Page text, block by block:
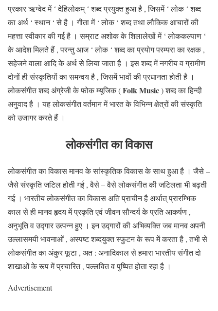
प्रकार ऋग्वेद में ‘ देहिलोकम् ‘ शब्द प्रयुक्त हुआ है , जिसमें ‘ लोक ‘ शब्द
का अर्थ ‘ स्थान ‘ से है । गीता में ‘ लोक ‘ शब्द तथा लौकिक आचारों की
महत्ता स्वीकार की गई है । सम्राट अशोक के शिलालेखों में ‘ लोककल्याण ‘
के आदेश मिलते हैं , परन्तु आज ‘ लोक ‘ शब्द का प्रयोग परम्परा का रक्षक ,
सहेजने वाला आदि के अर्थ से लिया जाता है । इस शब्द में नगरीय व ग्रामीण
दोनों ही संस्कृतियों का समन्वय है , जिसमें भावों की प्रधानता होती है ।
लोकसंगीत शब्द अंग्रेजी के फोक म्यूजिक (Folk Music) शब्द का हिन्दी
अनुवाद है । यह लोकसंगीत वर्तमान में भारत के विभिन्न क्षेत्रों की संस्कृति
को उजागर करते हैं ।
लोकसंगीत का विकास
लोकसंगीत का विकास मानव के सांस्कृतिक विकास के साथ हुआ है । जैसे –
जैसे संस्कृति जटिल होती गई , वैसे – वैसे लोकसंगीत की जटिलता भी बढ़ती
गई । भारतीय लोकसंगीत का विकास अति प्राचीन है अर्थात् प्रारम्भिक
काल से ही मानव हृदय में प्रकृति एवं जीवन सौन्दर्य के प्रति आकर्षण ,
अनुभूति व उद्गार उत्पन्न हुए । इन उद्गारों की अभिव्यक्ति जब मानव अपनी
उल्लासमयी भावनाओं , अस्पष्ट शब्दयुक्त स्फुटन के रूप में करता है , तभी से
लोकसंगीत का अंकुर फूटा , अत : अनादिकाल से हमारा भारतीय संगीत दो
शाखाओं के रूप में प्रचारित , पल्लवित व पुष्पित होता रहा है ।
Advertisement